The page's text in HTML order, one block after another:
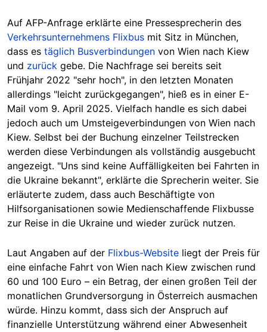
Auf AFP-Anfrage erklärte eine Pressesprecherin des
Verkehrsunternehmens Flixbus mit Sitz in München,
dass es täglich Busverbindungen von Wien nach Kiew
und zurück gebe. Die Nachfrage sei bereits seit
Frühjahr 2022 "sehr hoch", in den letzten Monaten
allerdings "leicht zurückgegangen", hieß es in einer E-
Mail vom 9. April 2025. Vielfach handle es sich dabei
jedoch auch um Umsteigeverbindungen von Wien nach
Kiew. Selbst bei der Buchung einzelner Teilstrecken
werden diese Verbindungen als vollständig ausgebucht
angezeigt. "Uns sind keine Auffälligkeiten bei Fahrten in
die Ukraine bekannt", erklärte die Sprecherin weiter. Sie
erläuterte zudem, dass auch Beschäftigte von
Hilfsorganisationen sowie Medienschaffende Flixbusse
zur Reise in die Ukraine und wieder zurück nutzen.
Laut Angaben auf der Flixbus-Website liegt der Preis für
eine einfache Fahrt von Wien nach Kiew zwischen rund
60 und 100 Euro – ein Betrag, der einen großen Teil der
monatlichen Grundversorgung in Österreich ausmachen
würde. Hinzu kommt, dass sich der Anspruch auf
finanzielle Unterstützung während einer Abwesenheit